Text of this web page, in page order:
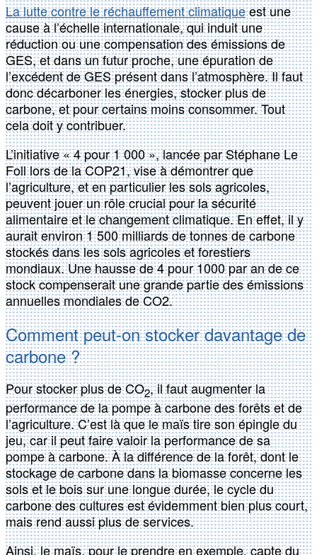
La lutte contre le réchauffement climatiqueest une
cause à l’échelle internationale, qui induit une
réduction ou une compensation des émissions de
GES, et dans un futur proche, une épuration de
l’excédent de GES présent dans l’atmosphère. Il faut
donc décarboner les énergies, stocker plus de
carbone, et pour certains moins consommer. Tout
cela doit y contribuer.
L’initiative « 4 pour 1 000 », lancée par Stéphane Le
Foll lors de la COP21, vise à démontrer que
l’agriculture, et en particulier les sols agricoles,
peuvent jouer un rôle crucial pour la sécurité
alimentaire et le changement climatique. En effet, il y
aurait environ 1 500 milliards de tonnes de carbone
stockés dans les sols agricoles et forestiers
mondiaux. Une hausse de 4 pour 1000 par an de ce
stock compenserait une grande partie des émissions
annuelles mondiales de CO2.
Comment peut-on stocker davantage de
carbone ?
Pour stocker plus de CO2, il faut augmenter la
performance de la pompe à carbone des forêts et de
l’agriculture. C’est là que le maïs tire son épingle du
jeu, car il peut faire valoir la performance de sa
pompe à carbone. À la différence de la forêt, dont le
stockage de carbone dans la biomasse concerne les
sols et le bois sur une longue durée, le cycle du
carbone des cultures est évidemment bien plus court,
mais rend aussi plus de services.
Ainsi, le maïs, pour le prendre en exemple, capte du